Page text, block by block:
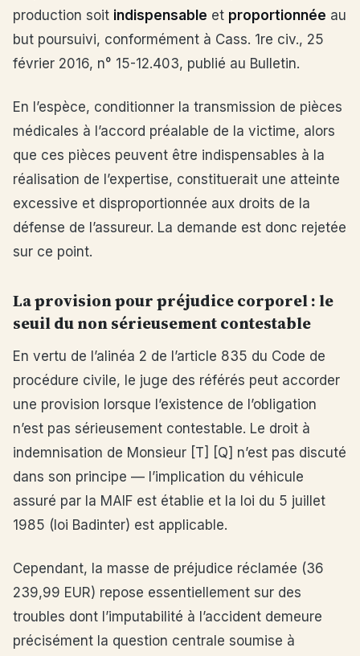
production soit indispensable et proportionnée au
but poursuivi, conformément à Cass. 1re civ., 25
février 2016, n° 15-12.403, publié au Bulletin.
En l’espèce, conditionner la transmission de pièces
médicales à l’accord préalable de la victime, alors
que ces pièces peuvent être indispensables à la
réalisation de l’expertise, constituerait une atteinte
excessive et disproportionnée aux droits de la
défense de l’assureur. La demande est donc rejetée
sur ce point.
La provision pour préjudice corporel : le
seuil du non sérieusement contestable
En vertu de l’alinéa 2 de l’article 835 du Code de
procédure civile, le juge des référés peut accorder
une provision lorsque l’existence de l’obligation
n’est pas sérieusement contestable. Le droit à
indemnisation de Monsieur [T] [Q] n’est pas discuté
dans son principe — l’implication du véhicule
assuré par la MAIF est établie et la loi du 5 juillet
1985 (loi Badinter) est applicable.
Cependant, la masse de préjudice réclamée (36
239,99 EUR) repose essentiellement sur des
troubles dont l’imputabilité à l’accident demeure
précisément la question centrale soumise à